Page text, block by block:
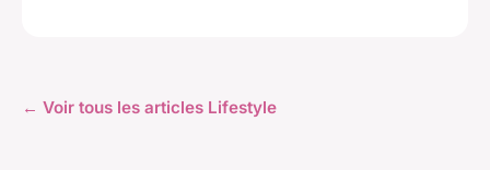
← Voir tous les articles Lifestyle